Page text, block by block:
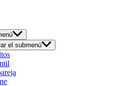
el submenú